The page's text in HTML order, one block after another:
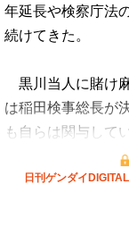
年延長や検察庁法
続けてきた。
黒川当人に賭け
は稲田検事総長が
も自らは関与して
日刊ゲンダイ